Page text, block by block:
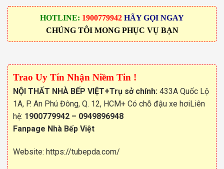
HOTLINE: 1900779942 HÃY GỌI NGAY
CHÚNG TÔI MONG PHỤC VỤ BẠN
Trao Uy Tín Nhận Niềm Tin !
NỘI THẤT NHÀ BẾP VIỆT+Trụ sở chính: 433A Quốc Lộ
1A, P. An Phú Đông, Q. 12, HCM+ Có chỗ đậu xe hơiLiên
hệ: 1900779942 – 0949896948
Fanpage Nhà Bếp Việt
Website: https://tubepda.com/